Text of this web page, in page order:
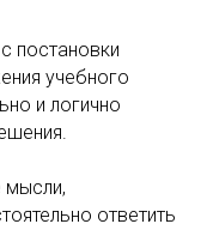
постановки
учебного
и логично
ответить